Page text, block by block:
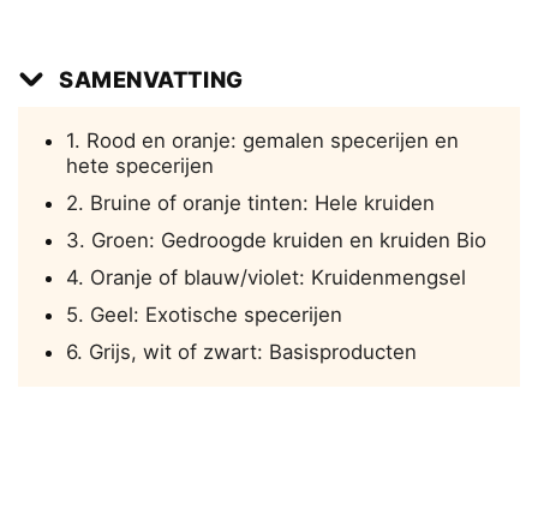
SAMENVATTING
1. Rood en oranje: gemalen specerijen en
hete specerijen
2. Bruine of oranje tinten: Hele kruiden
3. Groen: Gedroogde kruiden en kruiden Bio
4. Oranje of blauw/violet: Kruidenmengsel
5. Geel: Exotische specerijen
6. Grijs, wit of zwart: Basisproducten